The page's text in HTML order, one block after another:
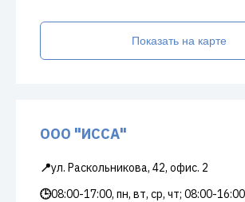
Показать на карте
ООО "ИССА"
📍ул. Раскольникова, 42, офис. 2
🕒08:00-17:00, пн, вт, ср, чт; 08:00-